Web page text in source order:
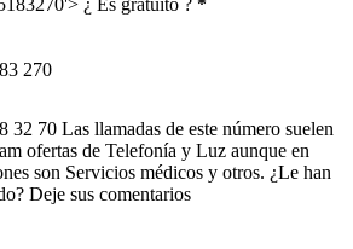
270
32 70 Las llamadas de este número suelen
ofertas de Telefonía y Luz aunque en
son Servicios médicos y otros. ¿Le han
Deje sus comentarios